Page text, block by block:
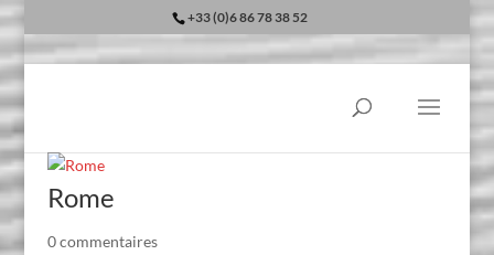
+33 (0)6 86 78 38 52
Rome
0 commentaires